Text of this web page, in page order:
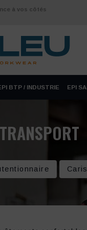
à vos côtés
BTP / INDUSTRIE EPI